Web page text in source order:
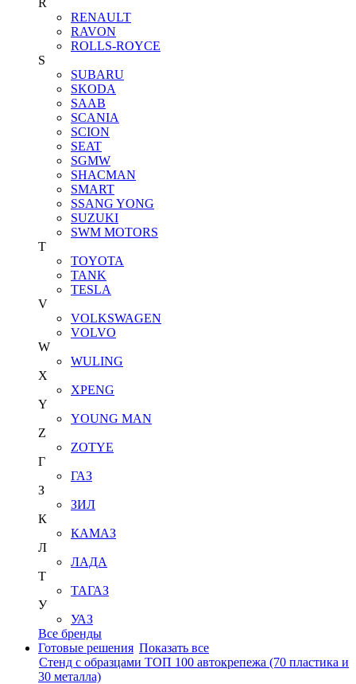
RENAULT
RAVON
ROLLS-ROYCE
S
SUBARU
SKODA
SAAB
SCANIA
SCION
SEAT
SGMW
SHACMAN
SMART
SSANG YONG
SUZUKI
SWM MOTORS
T
TOYOTA
TANK
TESLA
V
VOLKSWAGEN
VOLVO
W
WULING
X
XPENG
Y
YOUNG MAN
Z
ZOTYE
Г
ГАЗ
З
ЗИЛ
К
КАМАЗ
Л
ЛАДА
Т
ТАГАЗ
У
УАЗ
Все бренды
Готовые решения Показать все
Стенд с образцами ТОП 100 автокрепежа (70 пластика и
30 металла)